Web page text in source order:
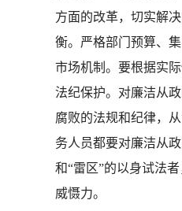
方面的改革，切实解
衡。严格部门预算、
市场机制。要根据实
法纪保护。对廉洁从
腐败的法规和纪律，
务人员都要对廉洁从
和“雷区”的以身试法
威慑力。